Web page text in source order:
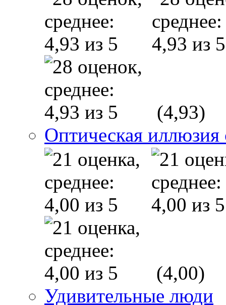
(4,93)
Оптическая иллюзия
(4,00)
Удивительные люди